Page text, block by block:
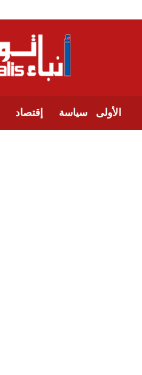
الأولى سياسة إقتصاد